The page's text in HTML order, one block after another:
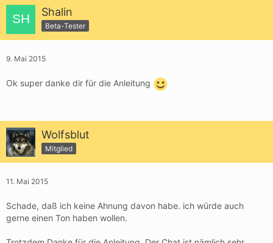
Shalin
Beta-Tester
9. Mai 2015
Ok super danke dir für die Anleitung
Wolfsblut
Mitglied
11. Mai 2015
Schade, daß ich keine Ahnung davon habe. ich würde auch
gerne einen Ton haben wollen.